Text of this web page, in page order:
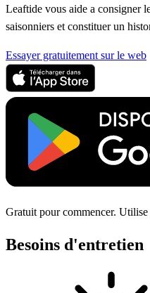
Leaftide vous aide a consigner
saisonniers et constituer un
Essayer gratuitement sur le web
Gratuit pour commencer.
Besoins d'entretien